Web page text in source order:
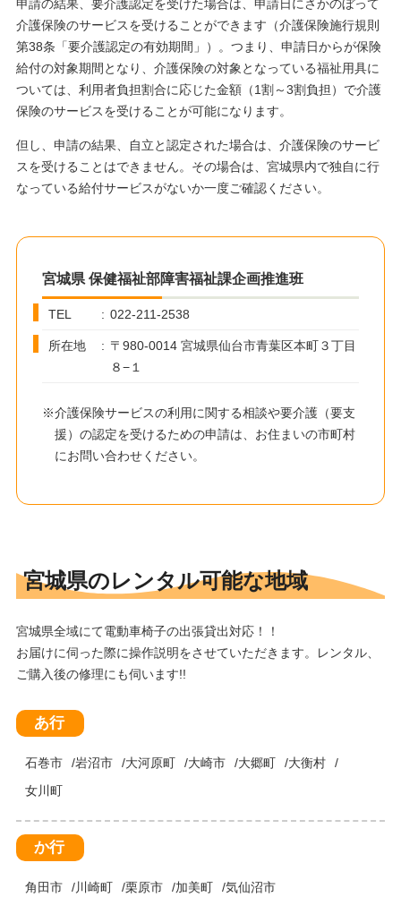
申請の結果、要介護認定を受けた場合は、申請日にさかのぼって
介護保険のサービスを受けることができます（介護保険施行規則
第38条「要介護認定の有効期間」）。つまり、申請日からが保険
給付の対象期間となり、介護保険の対象となっている福祉用具に
ついては、利用者負担割合に応じた金額（1割～3割負担）で介護
保険のサービスを受けることが可能になります。
但し、申請の結果、自立と認定された場合は、介護保険のサービ
スを受けることはできません。その場合は、宮城県内で独自に行
なっている給付サービスがないか一度ご確認ください。
宮城県 保健福祉部障害福祉課企画推進班
TEL 022-211-2538
所在地
〒980-0014 宮城県仙台市青葉区本町３丁目
８−１
※介護保険サービスの利用に関する相談や要介護（要支
援）の認定を受けるための申請は、お住まいの市町村
にお問い合わせください。
宮城県のレンタル可能な地域
宮城県全域にて電動車椅子の出張貸出対応！！
お届けに伺った際に操作説明をさせていただきます。レンタル、
ご購入後の修理にも伺います!!
あ行
石巻市 岩沼市 大河原町 大崎市 大郷町
大衡村
女川町
か行
角田市 川崎町 栗原市 加美町 気仙沼市